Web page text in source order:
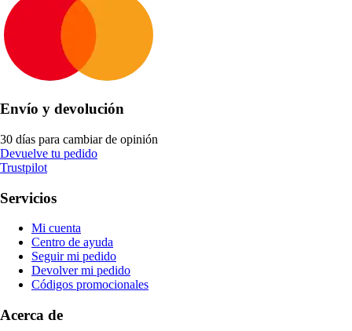
Envío y devolución
30 días para cambiar de opinión
Devuelve tu pedido
Trustpilot
Servicios
Mi cuenta
Centro de ayuda
Seguir mi pedido
Devolver mi pedido
Códigos promocionales
Acerca de